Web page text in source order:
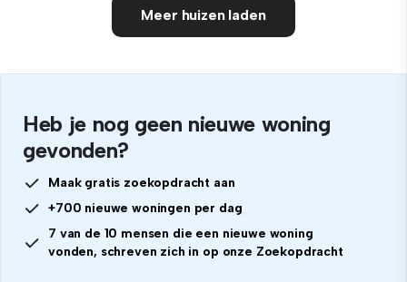
Meer huizen laden
Heb je nog geen nieuwe woning
gevonden?
Maak gratis zoekopdracht aan
+700 nieuwe woningen per dag
7 van de 10 mensen die een nieuwe woning
vonden, schreven zich in op onze Zoekopdracht